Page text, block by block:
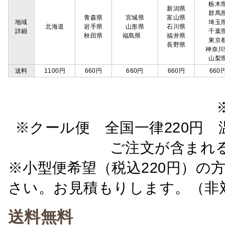
地域
詳細
北海道
青森県
岩手県
秋田県
宮城県
山形県
福島県
新潟県
富山県
石川県
福井県
長野県
栃木
群馬
埼玉
千葉
東京
神奈
山梨
送料
1100円 660円 660円 660円 660
※クール便 全国一律220円
ご注文が含ま
※小型便希望（税込220円）の
さい。お見積もりします。（非
送料無料